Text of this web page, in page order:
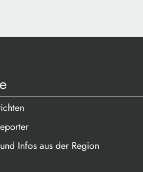
Infos aus der Region